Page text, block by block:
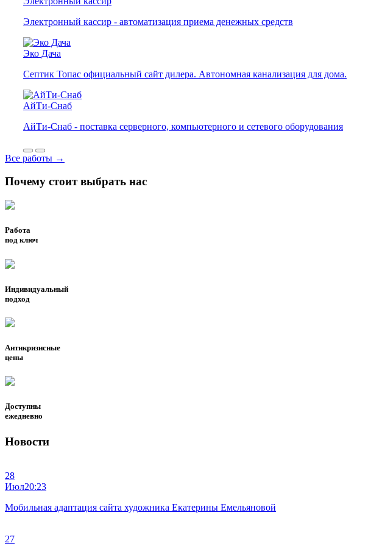
Электронный кассир - автоматизация приема денежных средств
Эко Дача
Септик Топас официальный сайт дилера. Автономная канализация для дома.
АйТи-Снаб
АйТи-Снаб - поставка серверного, компьютерного и сетевого оборудования
Все работы →
Почему стоит выбрать нас
Работа
под ключ
Индивидуальный
подход
Антикризисные
цены
Доступны
ежедневно
Новости
28
Июл20:23
Мобильная адаптация сайта художника Екатерины Емельяновой
27